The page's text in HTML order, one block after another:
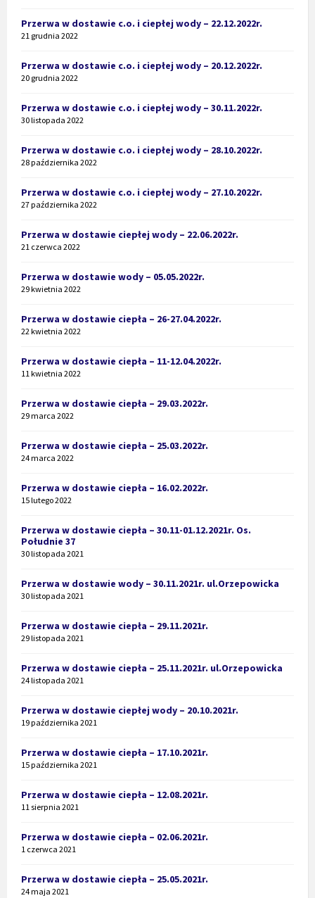
Przerwa w dostawie c.o. i ciepłej wody – 22.12.2022r.
21 grudnia 2022
Przerwa w dostawie c.o. i ciepłej wody – 20.12.2022r.
20 grudnia 2022
Przerwa w dostawie c.o. i ciepłej wody – 30.11.2022r.
30 listopada 2022
Przerwa w dostawie c.o. i ciepłej wody – 28.10.2022r.
28 października 2022
Przerwa w dostawie c.o. i ciepłej wody – 27.10.2022r.
27 października 2022
Przerwa w dostawie ciepłej wody – 22.06.2022r.
21 czerwca 2022
Przerwa w dostawie wody – 05.05.2022r.
29 kwietnia 2022
Przerwa w dostawie ciepła – 26-27.04.2022r.
22 kwietnia 2022
Przerwa w dostawie ciepła – 11-12.04.2022r.
11 kwietnia 2022
Przerwa w dostawie ciepła – 29.03.2022r.
29 marca 2022
Przerwa w dostawie ciepła – 25.03.2022r.
24 marca 2022
Przerwa w dostawie ciepła – 16.02.2022r.
15 lutego 2022
Przerwa w dostawie ciepła – 30.11-01.12.2021r. Os.
Południe 37
30 listopada 2021
Przerwa w dostawie wody – 30.11.2021r. ul.Orzepowicka
30 listopada 2021
Przerwa w dostawie ciepła – 29.11.2021r.
29 listopada 2021
Przerwa w dostawie ciepła – 25.11.2021r. ul.Orzepowicka
24 listopada 2021
Przerwa w dostawie ciepłej wody – 20.10.2021r.
19 października 2021
Przerwa w dostawie ciepła – 17.10.2021r.
15 października 2021
Przerwa w dostawie ciepła – 12.08.2021r.
11 sierpnia 2021
Przerwa w dostawie ciepła – 02.06.2021r.
1 czerwca 2021
Przerwa w dostawie ciepła – 25.05.2021r.
24 maja 2021